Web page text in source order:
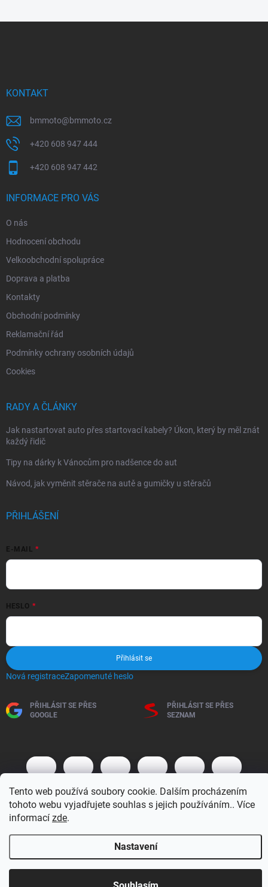
Tento web používá soubory cookie. Dalším procházením
tohoto webu vyjadřujete souhlas s jejich používáním.. Více
informací zde.
Nastavení
Otevírací doba 7:30 - 16:00 hod
KONTAKT
bmmoto@bmmoto.cz
+420 608 947 444
+420 608 947 442
INFORMACE PRO VÁS
O nás
Hodnocení obchodu
Velkoobchodní spolupráce
Doprava a platba
Kontakty
Obchodní podmínky
Reklamační řád
Podmínky ochrany osobních údajů
Cookies
RADY A ČLÁNKY
Jak nastartovat auto přes startovací kabely? Úkon, který by měl znát
každý řidič
Tipy na dárky k Vánocům pro nadšence do aut
Návod, jak vyměnit stěrače na autě a gumičky u stěračů
PŘIHLÁŠENÍ
E-MAIL
HESLO
Přihlásit se
Nová registraceZapomenuté heslo
PŘIHLÁSIT SE PŘES
GOOGLE
PŘIHLÁSIT SE PŘES
SEZNAM
Copyright 2026BM MOTO s.r.o.. Všechna práva vyhrazena.Upravit
nastavení cookies